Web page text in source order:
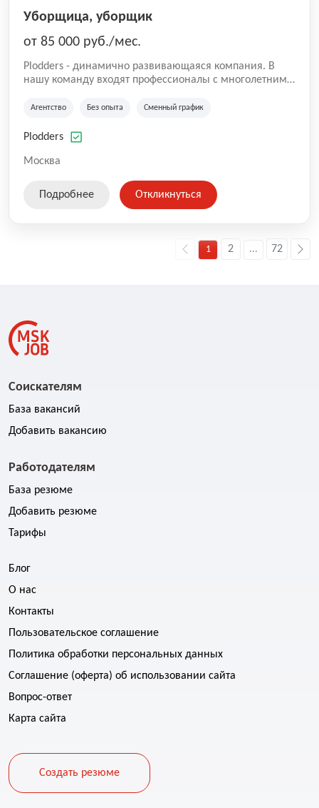
Уборщица, уборщик
от 85 000 руб./мес.
Plodders - динамично развивающаяся компания. В
нашу команду входят профессионалы с многолетним
на рынке аутсорсинга, а накопленный опыт позволяют
оказываемых услуг.
Агентство Без опыта Сменный график
Plodders
Москва
Подробнее Откликнуться
1 2 ... 72
Соискателям
База вакансий
Добавить вакансию
Работодателям
База резюме
Добавить резюме
Тарифы
Блог
О нас
Контакты
Пользовательское соглашение
Политика обработки персональных данных
Соглашение (оферта) об использовании сайта
Вопрос-ответ
Карта сайта
Создать резюме